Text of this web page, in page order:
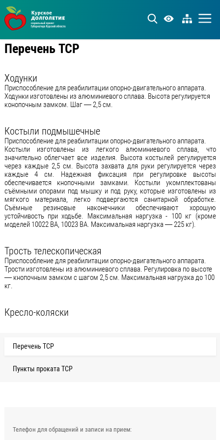
Перечень ТСР
Пункты проката ТСР
Перечень ТСР
Ходунки
Приспособление для реабилитации опорно-двигательного аппарата.
Ходунки изготовлены из алюминиевого сплава. Высота регулируется
конопочным замком. Шаг — 2,5 см.
Костыли подмышечные
Приспособление для реабилитации опорно-двигательного аппарата.
Костыли изготовлены из легкого алюминиевого сплава, что
значительно облегчает все изделия. Высота костылей регулируется
через каждые 2,5 см. Высота захвата для руки регулируется через
каждые 4 см. Надежная фиксация при регулировке высоты
обеспечивается кнопочными замками. Костыли укомплектованы
съёмными опорами под мышку и под руку, которые изготовлены из
мягкого материала, легко подвергаются санитарной обработке.
Съёмные резиновые наконечники обеспечивают хорошую
устойчивость при ходьбе. Максимальная наргузка - 100 кг (кроме
моделей 10022 ВА, 10023 ВА. Максимальная наргузка — 225 кг).
Трость телескопическая
Приспособление для реабилитации опорно-двигательного аппарата.
Трости изготовлены из алюминиевого сплава. Регулировка по высоте
— кнопочным замком с шагом 2,5 см. Максимальная нагрузка до 100
кг.
Кресло-коляски
Телефон для обращений и записи на прием: